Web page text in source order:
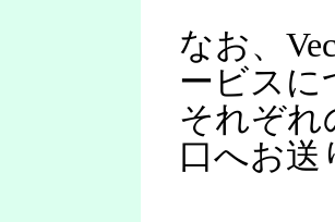
なお、
ービスに
それぞれ
口へお送